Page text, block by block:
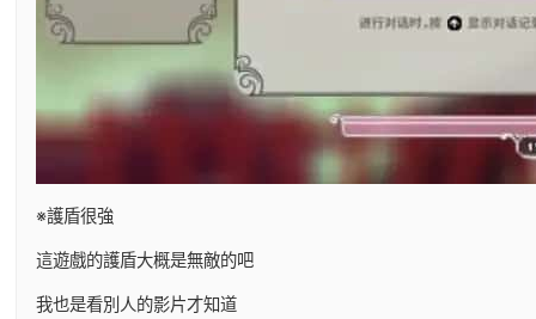
※護盾很強
這遊戲的護盾大概是無敵的吧
我也是看別人的影片才知道